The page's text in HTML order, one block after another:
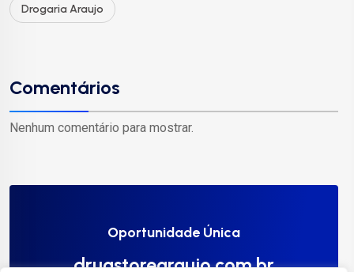
Drogaria Araujo
Comentários
Nenhum comentário para mostrar.
Oportunidade Única
drugstorearaujo.com.br